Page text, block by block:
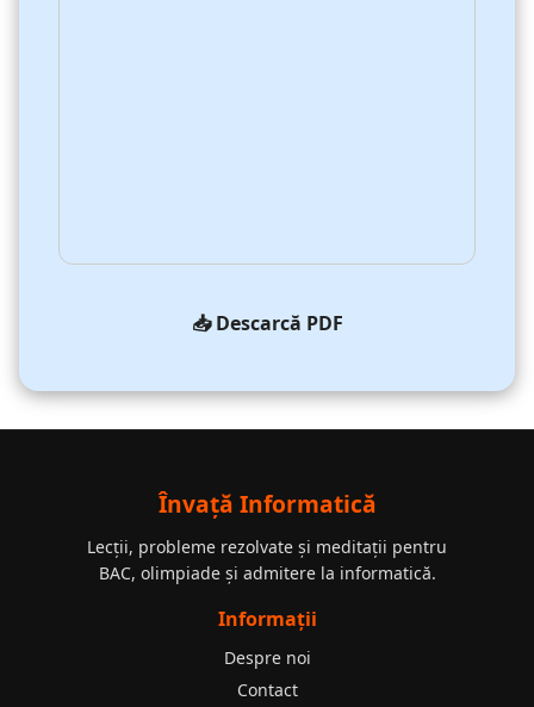
📥 Descarcă PDF
Învață Informatică
Lecții, probleme rezolvate și meditații pentru
BAC, olimpiade și admitere la informatică.
Informații
Despre noi
Contact